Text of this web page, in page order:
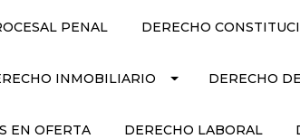
PENAL DERECHO
INMOBILIARIO DERECHO
EN OFERTA DERECHO LABORAL